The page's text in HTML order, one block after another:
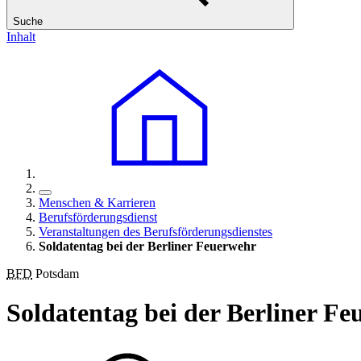
Suche
Inhalt
Menschen & Karrieren
Berufsförderungsdienst
Veranstaltungen des Berufsförderungsdienstes
Soldatentag bei der Berliner Feuerwehr
BFD Potsdam
Soldatentag bei der Berliner